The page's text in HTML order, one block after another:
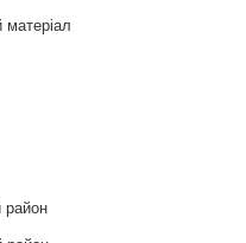
матеріал
район